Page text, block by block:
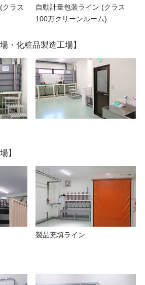
クラス
自動計量包装ライン (クラス
100万クリーンルーム)
・化粧品製造工場】
】
製品充填ライン